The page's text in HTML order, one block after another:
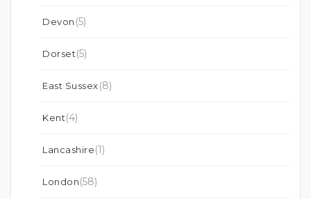
Devon (5)
Dorset(5)
East Sussex(8)
Kent(4)
Lancashire(1)
London(58)